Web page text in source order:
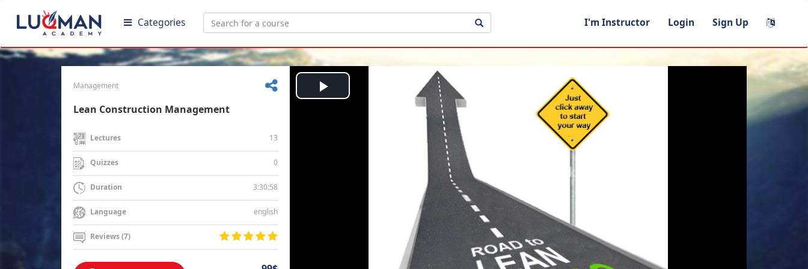
Categories I'm Instructor Login Sign Up
Management
Lean Construction Management
Lectures 13
Quizzes 0
Duration 3:30:58
Language english
Reviews (7)
Play